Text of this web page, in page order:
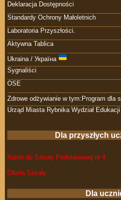
Deklaracja Dostępności
Standardy Ochrony Małoletnich
Laboratoria Przyszłości.
Aktywna Tablica
Ukraina / Україна
Sygnaliści
OSE
Zdrowe odżywianie w tym:Program dla
Urząd Miasta Rybnika Wydział Edukacji
Dla przyszłych
Nabór do Szkoły Podstawowej nr 4
Oferta Szkoły
Dla